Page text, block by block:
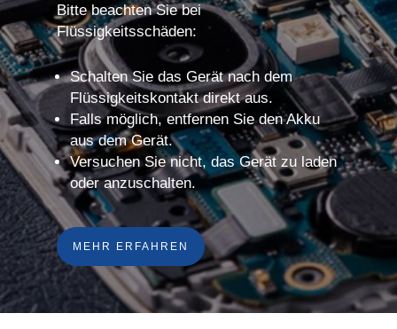
Bitte beachten Sie bei
Flüssigkeitsschäden:
Schalten Sie das Gerät nach dem
Flüssigkeitskontakt direkt aus.
Falls möglich, entfernen Sie den Akku
aus dem Gerät.
Versuchen Sie nicht, das Gerät zu laden
oder anzuschalten.
MEHR ERFAHREN